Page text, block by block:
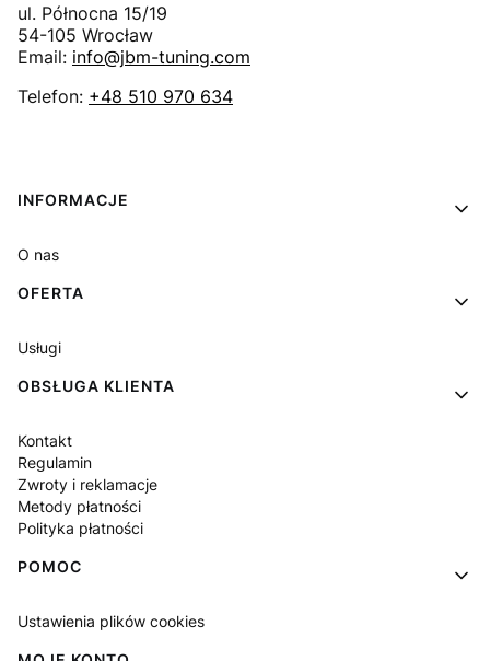
ul. Północna 15/19
54-105 Wrocław
Email: info@jbm-tuning.com
Telefon: +48 510 970 634
Linki w stopce
INFORMACJE
O nas
OFERTA
Usługi
OBSŁUGA KLIENTA
Kontakt
Regulamin
Zwroty i reklamacje
Metody płatności
Polityka płatności
POMOC
Ustawienia plików cookies